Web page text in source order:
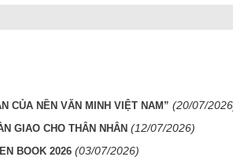
CỦA NỀN VĂN MINH VIỆT NAM” (20/07/
GIAO CHO THÂN NHÂN (12/07/2026)
BOOK 2026 (03/07/2026)